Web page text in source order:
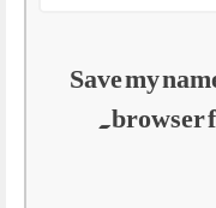
Save my
browser